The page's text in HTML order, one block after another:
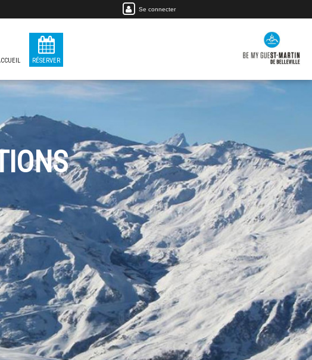
Se connecter
RÉSERVER